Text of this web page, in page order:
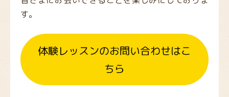
す。
体験レッスンのお問い合わせはこ
ちら